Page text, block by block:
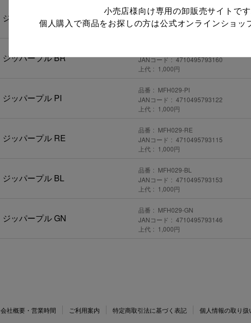
小売店様向け専用の卸販売サイトです
個人購入で商品をお探しの方は公式オンラインショッ
ジッパープル BK
品番
MFH029-BK
JANコード
4710495793139
上代
1,000円
ジッパープル BR
JANコード
4710495793160
上代
1,000円
ジッパープル PI
品番
MFH029-PI
JANコード
4710495793122
上代
1,000円
ジッパープル RE
品番
MFH029-RE
JANコード
4710495793115
上代
1,000円
ジッパープル BL
品番
MFH029-BL
JANコード
4710495793153
上代
1,000円
ジッパープル GN
品番
MFH029-GN
JANコード
4710495793146
上代
1,000円
会社概要・営業時間 ご利用案内 特定商取引法に基づく表記 個人情報の取り扱